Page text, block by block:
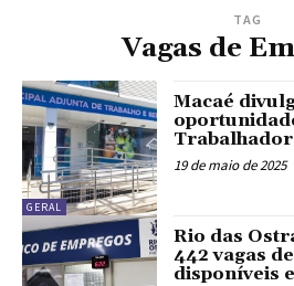
TAG
Vagas de
GERAL
Macaé
Trabalhador
19 de maio de 2025
Rio das
442 vagas
disponíveis